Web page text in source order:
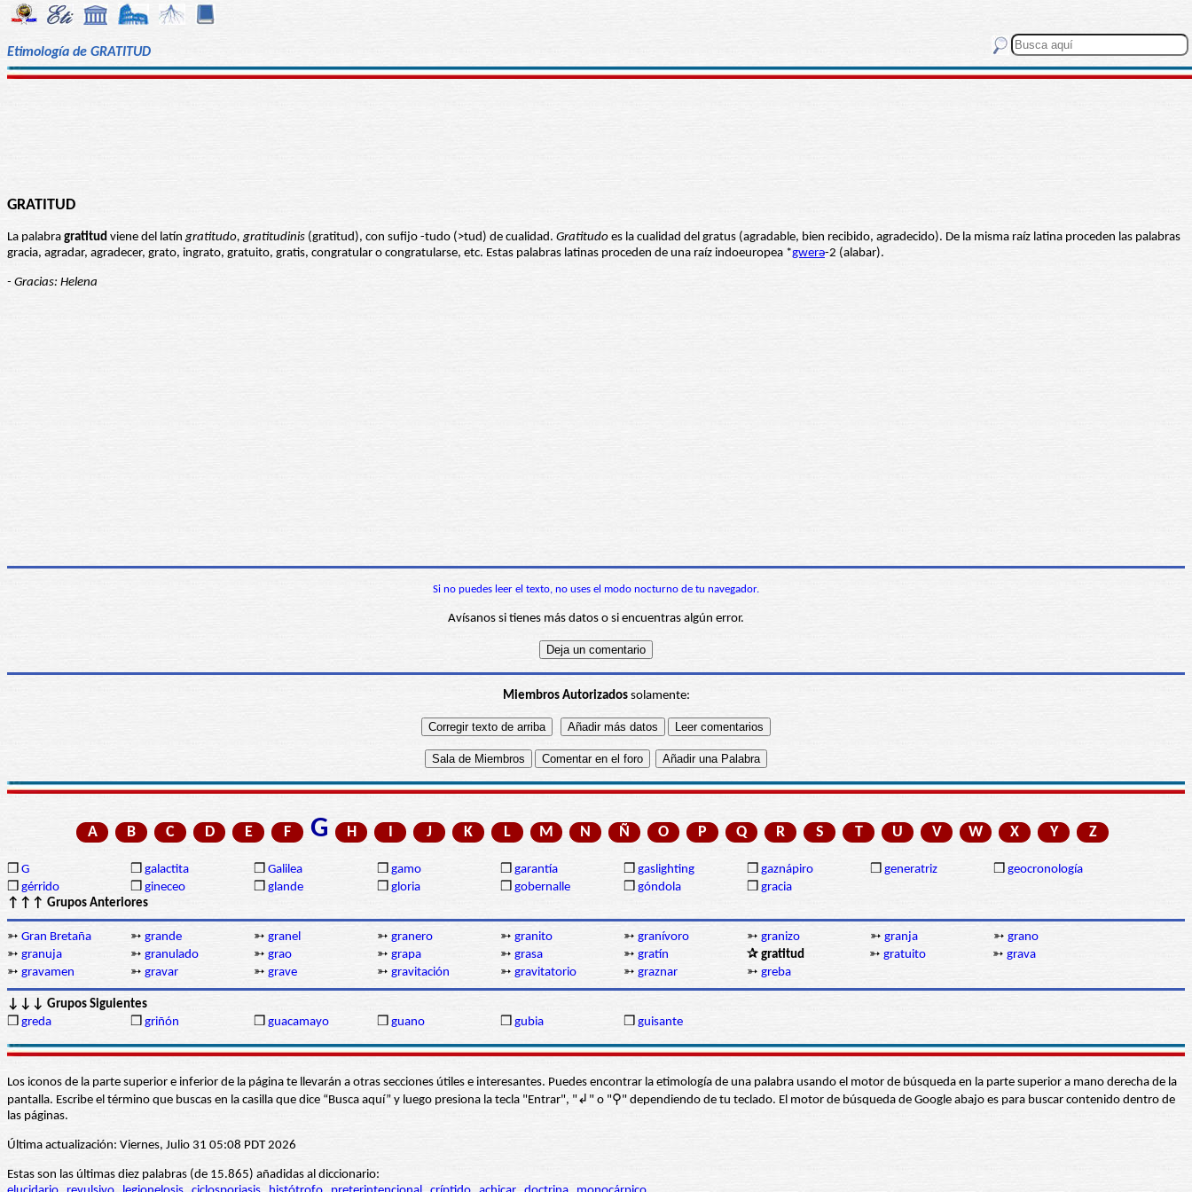
Etimología de GRATITUD
GRATITUD
La palabra gratitud viene del latín gratitudo, gratitudinis (gratitud), con sufijo -tudo (>tud) de cualidad. Gratitudo es la cualidad del gratus (agradable, bien recibido, agradecido). De la misma raíz latina proceden las palabras
gracia, agradar, agradecer, grato, ingrato, gratuito, gratis, congratular o congratularse, etc. Estas palabras latinas proceden de una raíz indoeuropea *gwerә-2 (alabar).
- Gracias: Helena
Si no puedes leer el texto, no uses el modo nocturno de tu navegador.
Avísanos si tienes más datos o si encuentras algún error.
Miembros Autorizadossolamente:
A B C D E F G H I J K L M N Ñ O P Q R S T U V W X Y Z
❒ G ❒ galactita ❒ Galilea ❒ gamo ❒ garantía ❒ gaslighting ❒ gaznápiro ❒ generatriz ❒ geocronología
❒ gérrido ❒ gineceo ❒ glande ❒ gloria ❒ gobernalle ❒ góndola ❒ gracia
↑↑↑ Grupos Anteriores
➳ Gran Bretaña ➳ grande ➳ granel ➳ granero ➳ granito ➳ granívoro ➳ granizo ➳ granja ➳ grano
➳ granuja ➳ granulado ➳ grao ➳ grapa ➳ grasa ➳ gratín ✰ gratitud ➳ gratuito ➳ grava
➳ gravamen ➳ gravar ➳ grave ➳ gravitación ➳ gravitatorio ➳ graznar ➳ greba
↓↓↓ Grupos Siguientes
❒ greda ❒ griñón ❒ guacamayo ❒ guano ❒ gubia ❒ guisante
Los iconos de la parte superior e inferior de la página te llevarán a otras secciones útiles e interesantes. Puedes encontrar la etimología de una palabra usando el motor de búsqueda en la parte superior a mano derecha de la
pantalla. Escribe el término que buscas en la casilla que dice “Busca aquí” y luego presiona la tecla "Entrar", "↲" o "⚲" dependiendo de tu teclado. El motor de búsqueda de Google abajo es para buscar contenido dentro de
las páginas.
Última actualización: Viernes, Julio 31 05:08 PDT 2026
Estas son las últimas diez palabras (de 15.865) añadidas al diccionario: